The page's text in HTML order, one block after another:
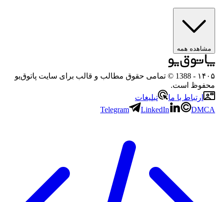
مشاهده همه
۱۴۰۵
- 1388 © تمامی حقوق مطالب و قالب برای سایت پاتوق‌یو
محفوظ است.
ارتباط با ما
تبلیغات
Telegram
LinkedIn DMCA